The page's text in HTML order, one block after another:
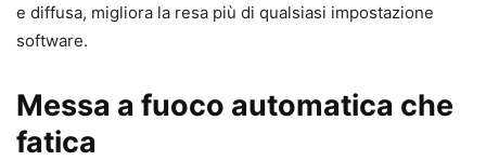
e diffusa, migliora la resa più di qualsiasi impostazione
software.
Messa a fuoco automatica che
fatica